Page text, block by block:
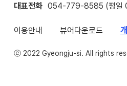
대표전화 054-779-8585 (평일
이용안내 뷰어다운로드
ⓒ 2022 Gyeongju-si. All rights